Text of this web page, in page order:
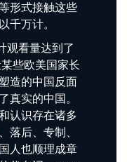
形式接触这些
千万计。
观看量达到了
些欧美国家长
造的中国反面
真实的中国。
认识存在诸多
落后、专制、
人也顺理成章